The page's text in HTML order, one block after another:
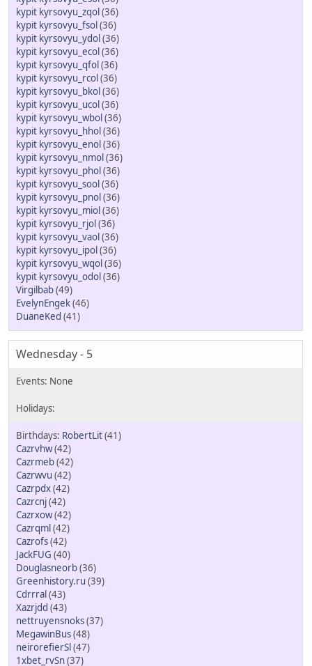
kypit kyrsovyu_zqol(36)
kypit kyrsovyu_fsol(36)
kypit kyrsovyu_ydol(36)
kypit kyrsovyu_ecol(36)
kypit kyrsovyu_qfol(36)
kypit kyrsovyu_rcol(36)
kypit kyrsovyu_bkol(36)
kypit kyrsovyu_ucol(36)
kypit kyrsovyu_wbol(36)
kypit kyrsovyu_hhol(36)
kypit kyrsovyu_enol(36)
kypit kyrsovyu_nmol(36)
kypit kyrsovyu_phol(36)
kypit kyrsovyu_sool(36)
kypit kyrsovyu_pnol(36)
kypit kyrsovyu_miol(36)
kypit kyrsovyu_rjol(36)
kypit kyrsovyu_vaol(36)
kypit kyrsovyu_ipol(36)
kypit kyrsovyu_wqol(36)
kypit kyrsovyu_odol(36)
Virgilbab(49)
EvelynEngek(46)
DuaneKed (41)
Wednesday - 5
RobertLit(41)
Cazrvhw(42)
Cazrmeb(42)
Cazrwvu (42)
Cazrpdx(42)
Cazrcnj(42)
Cazrxow(42)
Cazrqml (42)
Cazrofs(42)
JackFUG (40)
Douglasneorb(36)
Greenhistory.ru (39)
Cdrrral (43)
Xazrjdd (43)
nettruyensnoks(37)
MegawinBus(48)
neirorefierSl (47)
1xbet_rvSn(37)